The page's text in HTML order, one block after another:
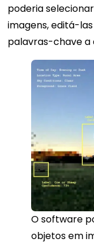
poderia
imagens, editá-
palavras-chave a
O software
objetos em